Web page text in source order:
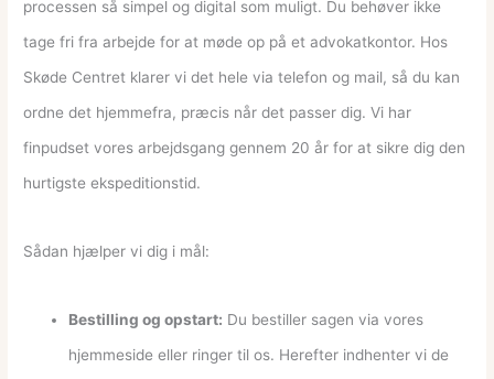
processen så simpel og digital som muligt. Du behøver ikke
tage fri fra arbejde for at møde op på et advokatkontor. Hos
Skøde Centret klarer vi det hele via telefon og mail, så du kan
ordne det hjemmefra, præcis når det passer dig. Vi har
finpudset vores arbejdsgang gennem 20 år for at sikre dig den
hurtigste ekspeditionstid.
Sådan hjælper vi dig i mål:
Bestilling og opstart: Du bestiller sagen via vores
hjemmeside eller ringer til os. Herefter indhenter vi de